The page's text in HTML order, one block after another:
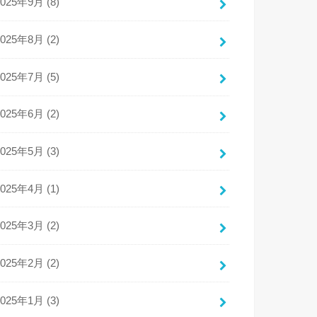
年9月 (8)
年8月 (2)
年7月 (5)
年6月 (2)
年5月 (3)
年4月 (1)
年3月 (2)
年2月 (2)
年1月 (3)